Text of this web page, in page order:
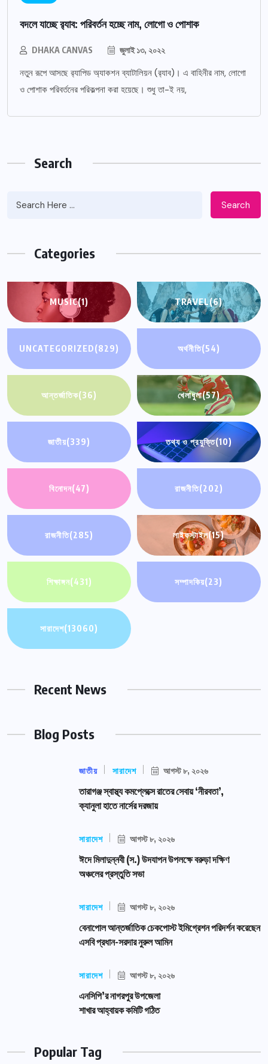
বদলে যাচ্ছে র‌্যাব: পরিবর্তন হচ্ছে নাম, লোগো ও পোশাক
DHAKA CANVAS জুলাই ১৩, ২০২২
নতুন রূপে আসছে র‌্যাপিড অ্যাকশন ব্যাটালিয়ন (র‌্যাব)। এ বাহিনীর নাম, লোগো
ও পোশাক পরিবর্তনের পরিকল্পনা করা হয়েছে। শুধু তা-ই নয়,
Search
Search
Categories
MUSIC(1) TRAVEL(6)
UNCATEGORIZED(829) অর্থনীতি(54)
আন্তর্জাতিক(36) খেলাধুলা(57)
জাতীয়(339) তথ্য ও প্রযুক্তি(10)
বিনোদন(47) রাজনীতি(202)
রাজনীতি(285) লাইফস্টাইল(15)
শিক্ষাঙ্গন(431) সম্পাদকিয়(23)
সারাদেশ(13060)
Recent News
Blog Posts
জাতীয় সারাদেশ আগস্ট ৮, ২০২৬
তারাগঞ্জ স্বাস্থ্য কমপ্লেক্সে রাতের সেবায় ‘নীরবতা’,
ক্যানুলা হাতে নার্সের দরজায়
সারাদেশ আগস্ট ৮, ২০২৬
ঈদে মিলাদুন্নবী (স.) উদযাপন উপলক্ষে বরুড়া দক্ষিণ
অঞ্চলের প্রস্তুতি সভা
সারাদেশ আগস্ট ৮, ২০২৬
বেনাপোল আন্তর্জাতিক চেকপোস্ট ইমিগ্রেশন পরিদর্শন করেছেন
এসবি প্রধান-সরদার নুরুল আমিন
সারাদেশ আগস্ট ৮, ২০২৬
এনসিপি’র নাগরপুর উপজেলা
শাখার আহ্বায়ক কমিটি গঠিত
Popular Tag